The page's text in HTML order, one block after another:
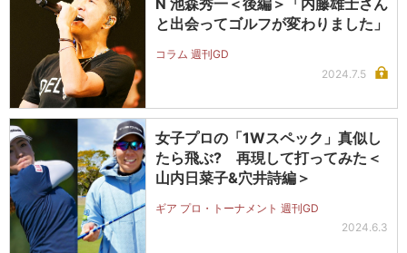
N 池森秀一＜後編＞「内藤雄士さん
と出会ってゴルフが変わりました」
コラム 週刊GD
2024.7.5
女子プロの「1Wスペック」真似し
たら飛ぶ? 再現して打ってみた＜
山内日菜子&穴井詩編＞
ギア プロ・トーナメント 週刊GD
2024.6.3